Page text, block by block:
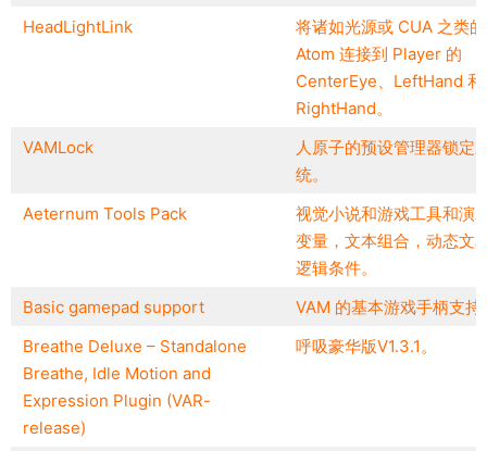
HeadLightLink
将诸如光源或 CUA 之类的
Atom 连接到 Player 的
CenterEye、LeftHand 和
RightHand。
VAMLock
人原子的预设管理器锁定
统。
Aeternum Tools Pack
视觉小说和游戏工具和演
变量，文本组合，动态文
逻辑条件。
Basic gamepad support
VAM 的基本游戏手柄支持
Breathe Deluxe – Standalone
Breathe, Idle Motion and
Expression Plugin (VAR-
release)
呼吸豪华版V1.3.1。